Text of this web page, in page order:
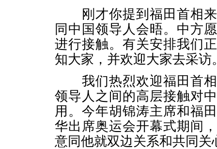
刚才你提到福田首相来
同中国领导人会晤。中方
进行接触。有关安排我们
知大家，并欢迎大家去采访
我们热烈欢迎福田首相
领导人之间的高层接触对
用。今年胡锦涛主席和福
华出席奥运会开幕式期间
意同他就双边关系和共同